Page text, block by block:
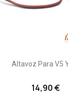
Altavoz Para V5
14,90 €